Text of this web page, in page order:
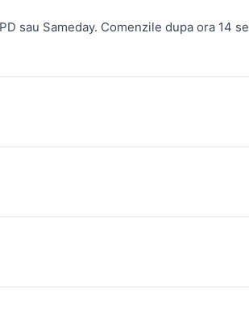
sau Sameday. Comenzile dupa ora 14 se